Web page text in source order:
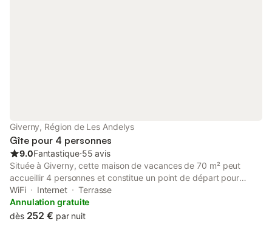
Giverny, Région de Les Andelys
Gîte pour 4 personnes
9.0Fantastique⋅55 avis
Située à Giverny, cette maison de vacances de 70 m² peut
accueillir 4 personnes et constitue un point de départ pour
explorer la région. La propriété comprend 2 chambres, 1 salle
de bains et un espace de vie, avec une cuisine équipée d'un
lave-vaisselle, d'un four et de plaques de cuisson. Les
WiFi Internet
Terrasse
Annulation gratuite
dès 252 € par nuit